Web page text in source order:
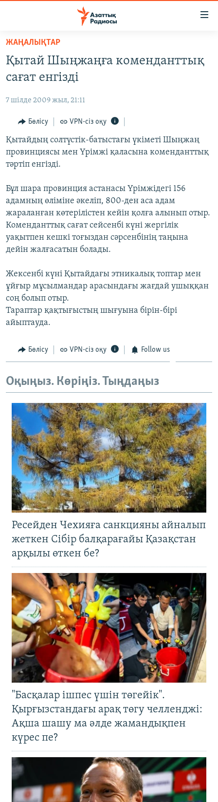
Skip
main
content
to
Navigation
Skip
to
Search
САЯСАТ
ҚАҢТАР ОҚИҒАСЫ
АДАМ ҚҰҚЫҚТАРЫ
ӘЛЕУМЕТ
ӘЛЕМ
Русский
ЖАЗЫЛЫҢЫЗ
Басқа тілдерде
ЖАҢАЛЫҚТАР
Қытай Шыңжаңға коменданттық
сағат енгізді
7 шілде 2009 жыл, 21:11
Бөлісу VPN-сіз оқу
Қытайдың солтүстік-батыстағы үкіметі Шыңжаң
провинциясы мен Үрімжі қаласына коменданттық
тәртіп енгізді.
Бұл шара провинция астанасы Үрімжідегі 156
адамның өліміне әкеліп, 800-ден аса адам
жараланған көтерілістен кейін қолға алынып отыр.
Коменданттық сағат сейсенбі күні жергілік
уақытпен кешкі тоғыздан сәрсенбінің таңына
дейін жалғасатын болады.
Жексенбі күні Қытайдағы этникалық топтар мен
ұйғыр мұсылмандар арасындағы жағдай ушыққан
соң болып отыр.
Тараптар қақтығыстың шығуына бірін-бірі
айыптауда.
Бөлісу VPN-сіз оқу Follow us
Оқыңыз. Көріңіз. Тыңдаңыз
Ресейден Чехияға санкцияны айналып
жеткен Сібір балқарағайы Қазақстан
арқылы өткен бе?
"Басқалар ішпес үшін төгейік".
Қырғызстандағы арақ төгу челленджі:
Ақша шашу ма әлде жамандықпен
күрес пе?